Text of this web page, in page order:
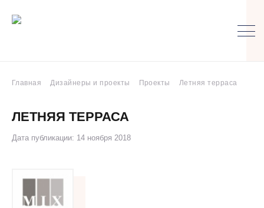
Главная Дизайнеры и проекты Проекты Летняя терраса
ЛЕТНЯЯ ТЕРРАСА
Дата публикации: 14 ноября 2018